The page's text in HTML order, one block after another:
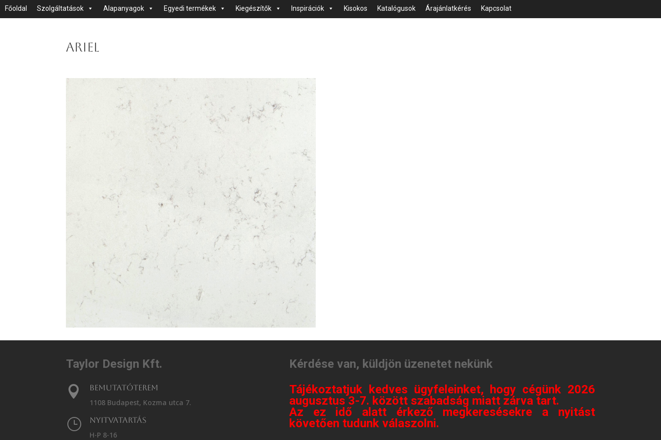
Főoldal Szolgáltatások Alapanyagok Egyedi termékek Kiegészítők Inspirációk Kisokos Katalógusok Árajánlatkérés Kapcsolat
Ariel
Taylor Design Kft.

Bemutatóterem
1108 Budapest, Kozma utca 7.
}
Nyitvatartás
H-P 8-16
Kérdése van, küldjön üzenetet nekünk
Tájékoztatjuk kedves ügyfeleinket, hogy cégünk 2026
augusztus 3-7. között szabadság miatt zárva tart.
Az ez idő alatt érkező megkeresésekre a nyitást
követően tudunk válaszolni.